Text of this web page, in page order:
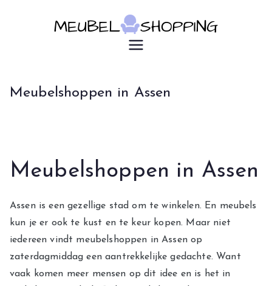
Meubelsho
u7183p16603
Meubelshoppen in Assen
Meubelshoppen in Assen
Assen is een gezellige stad om te winkelen. En meubels
kun je er ook te kust en te keur kopen. Maar niet
iedereen vindt meubelshoppen in Assen op
zaterdagmiddag een aantrekkelijke gedachte. Want
vaak komen meer mensen op dit idee en is het in